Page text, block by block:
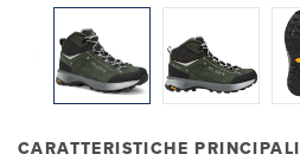
CARATTERISTICHE PRINCIPALI